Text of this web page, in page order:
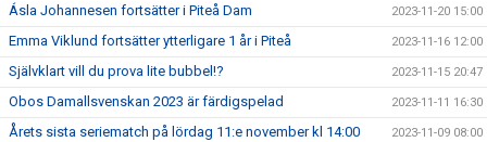
Ásla Johannesen fortsätter i Piteå Dam 2023-11-20 15:00
Emma Viklund fortsätter ytterligare 1 år i Piteå 2023-11-16 12:00
Självklart vill du prova lite bubbel!? 2023-11-15 20:47
Obos Damallsvenskan 2023 är färdigspelad 2023-11-11 16:30
Årets sista seriematch på lördag 11:e november kl 14:00 2023-11-09 08:00